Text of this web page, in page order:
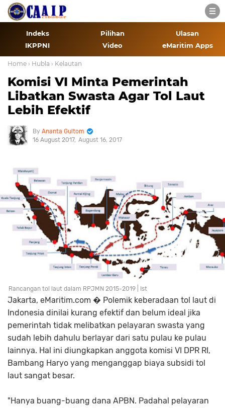
Indeks Pilihan
Ulasan
IKPPNI
Video eMaritim Apps
Home › Hubla › Kelautan
Komisi VI Minta Pemerintah
Libatkan Swasta Agar Tol Laut
Lebih Efektif
Ananta Gultom
16 August 2017 August 16, 2017
Rancangan tol laut dalam RPJMN 2015-2019 | Ist
Jakarta, eMaritim.com � Polemik keberadaan tol laut di
Indonesia dinilai kurang efektif dan belum ideal jika
pemerintah tidak melibatkan pelayaran swasta yang
sudah lebih dahulu berlayar dari satu pulau ke pulau
lainnya. Hal ini diungkapkan anggota komisi VI DPR RI,
Bambang Haryo yang menganggap biaya subsidi tol
laut sangat besar.
"Hanya buang-buang dana APBN. Padahal pelayaran